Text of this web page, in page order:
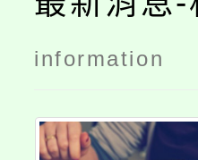
information